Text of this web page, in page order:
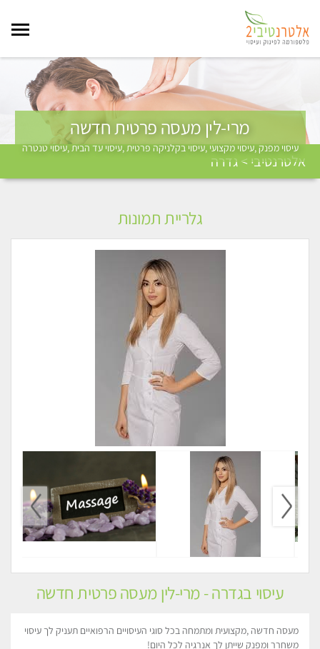
מרי-לין מעסה פרטית חדשה
עיסוי מפנק ,עיסוי מקצועי ,עיסוי בקלניקה פרטית ,עיסוי עד הבית ,עיסוי טנטרה
אלטרנטיבי > גדרה
עיסוי בגדרה - מרי-לין מעסה פרטית חדשה
מעסה חדשה ,מקצועית ומתמחה בכל סוגי העיסויים הרפואיים תעניק לך עיסוי
משחרר ומפנק שייתן לך אנרגיה לכל היום!
גלריית תמונות